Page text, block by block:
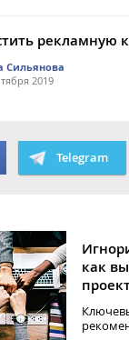
рекламную
Сильянова
2019
Telegram
как